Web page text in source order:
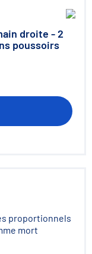
droite - 2
poussoirs